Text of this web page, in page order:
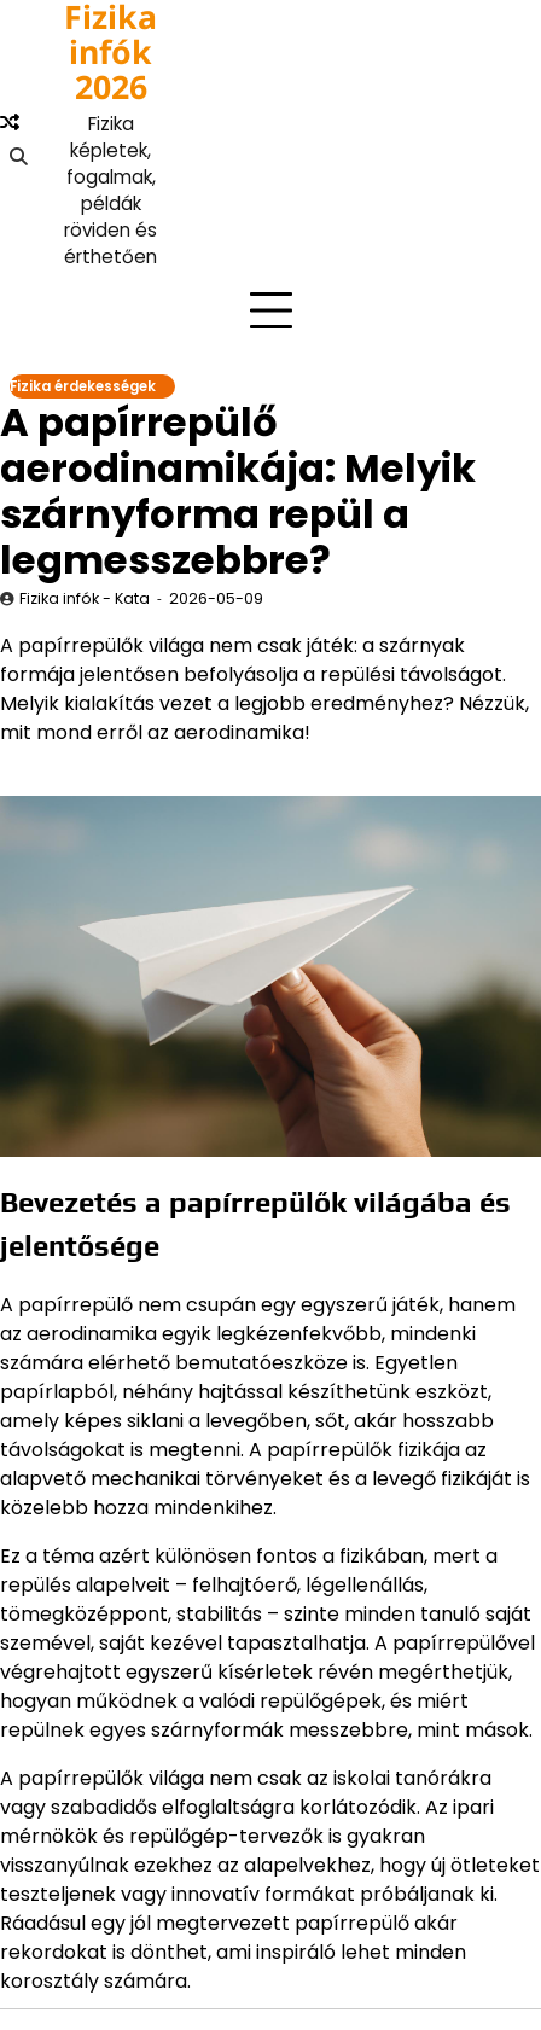
content
Fizika
infók
2026
Fizika
képletek,
fogalmak,
példák
röviden és
érthetően
Fizika érdekességek
A papírrepülő
aerodinamikája: Melyik
szárnyforma repül a
legmesszebbre?
Fizika infók - Kata 2026-05-09
A papírrepülők világa nem csak játék: a szárnyak
formája jelentősen befolyásolja a repülési távolságot.
Melyik kialakítás vezet a legjobb eredményhez? Nézzük,
mit mond erről az aerodinamika!
Bevezetés a papírrepülők világába és
jelentősége
A papírrepülő nem csupán egy egyszerű játék, hanem
az aerodinamika egyik legkézenfekvőbb, mindenki
számára elérhető bemutatóeszköze is. Egyetlen
papírlapból, néhány hajtással készíthetünk eszközt,
amely képes siklani a levegőben, sőt, akár hosszabb
távolságokat is megtenni. A papírrepülők fizikája az
alapvető mechanikai törvényeket és a levegő fizikáját is
közelebb hozza mindenkihez.
Ez a téma azért különösen fontos a fizikában, mert a
repülés alapelveit – felhajtóerő, légellenállás,
tömegközéppont, stabilitás – szinte minden tanuló saját
szemével, saját kezével tapasztalhatja. A papírrepülővel
végrehajtott egyszerű kísérletek révén megérthetjük,
hogyan működnek a valódi repülőgépek, és miért
repülnek egyes szárnyformák messzebbre, mint mások.
A papírrepülők világa nem csak az iskolai tanórákra
vagy szabadidős elfoglaltságra korlátozódik. Az ipari
mérnökök és repülőgép-tervezők is gyakran
visszanyúlnak ezekhez az alapelvekhez, hogy új ötleteket
teszteljenek vagy innovatív formákat próbáljanak ki.
Ráadásul egy jól megtervezett papírrepülő akár
rekordokat is dönthet, ami inspiráló lehet minden
korosztály számára.